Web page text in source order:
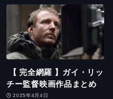
【 完全網羅 】ガイ・リッ
チー監督映画作品まとめ
2025年4月4日